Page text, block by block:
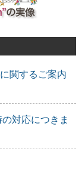
関するご案内
対応につきま